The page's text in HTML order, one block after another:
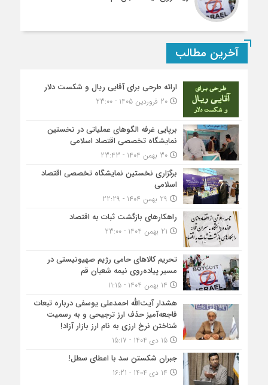
آخرین مطالب
ارائه طرحی برای آقایی ریال و شکست دلار
20 فروردین 1405 - 23:00
برپایی غرفه الگوهای عملیاتی در نخستین
نمایشگاه تخصصی اقتصاد اسلامی
30 بهمن 1404 - 23:43
برگزاری نخستین نمایشگاه تخصصی اقتصاد
اسلامی
راهکارهای بازگشت ثبات به اقتصاد
تحریم کالاهای حامی رژیم صهیونیستی در
مسیر پیاده‌روی نیمه شعبان قم
هشدار آیت‌الله احمدعلی یوسفی درباره تبعات
فاجعه‌آمیز حذف ارز ترجیحی و به رسمیت
شناختن نرخ ارزی به نام ارز بازار آزاد!
15 دی 1404 - 15:17
جبران شکستن سد با اعطای سطل!